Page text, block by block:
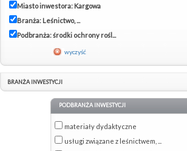
Miasto inwestora: Kargowa
Branża: Leśnictwo, ...
Podbranża: środki ochrony rośl...
wyczyść
BRANŻA INWESTYCJI
PODBRANŻA INWESTYCJI
materiały dydaktyczne
usługi związane z leśnictwem, ...